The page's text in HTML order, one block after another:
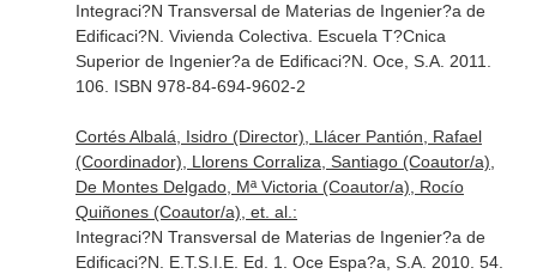
Integraci?N Transversal de Materias de Ingenier?a de
Edificaci?N. Vivienda Colectiva. Escuela T?Cnica
Superior de Ingenier?a de Edificaci?N. Oce, S.A. 2011.
106. ISBN 978-84-694-9602-2
Cortés Albalá, Isidro (Director), Llácer Pantión, Rafael
(Coordinador), Llorens Corraliza, Santiago (Coautor/a),
De Montes Delgado, Mª Victoria (Coautor/a), Rocío
Quiñones (Coautor/a), et. al.:
Integraci?N Transversal de Materias de Ingenier?a de
Edificaci?N. E.T.S.I.E. Ed. 1. Oce Espa?a, S.A. 2010. 54.